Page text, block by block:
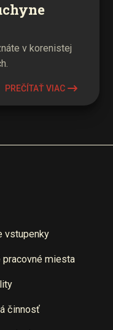
v korenistej
PREČÍTAŤ VIAC
vstupenky
pracovné miesta
činnosť